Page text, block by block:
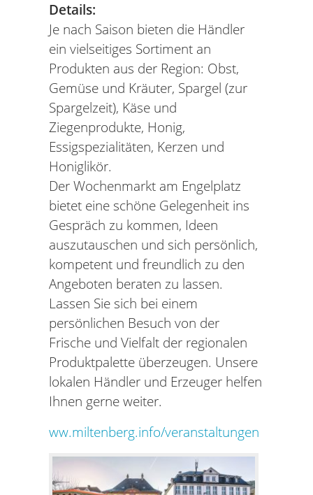
Details:
Je nach Saison bieten die Händler
ein vielseitiges Sortiment an
Produkten aus der Region: Obst,
Gemüse und Kräuter, Spargel (zur
Spargelzeit), Käse und
Ziegenprodukte, Honig,
Essigspezialitäten, Kerzen und
Honiglikör.
Der Wochenmarkt am Engelplatz
bietet eine schöne Gelegenheit ins
Gespräch zu kommen, Ideen
auszutauschen und sich persönlich,
kompetent und freundlich zu den
Angeboten beraten zu lassen.
Lassen Sie sich bei einem
persönlichen Besuch von der
Frische und Vielfalt der regionalen
Produktpalette überzeugen. Unsere
lokalen Händler und Erzeuger helfen
Ihnen gerne weiter.
ww.miltenberg.info/veranstaltungen